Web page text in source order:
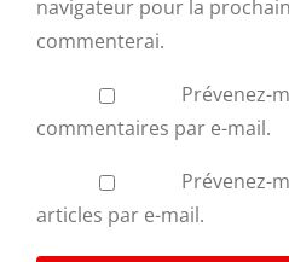
navigateur pour la
commenterai.
Prévenez-
commentaires par e-mail.
Prévenez-
articles par e-mail.